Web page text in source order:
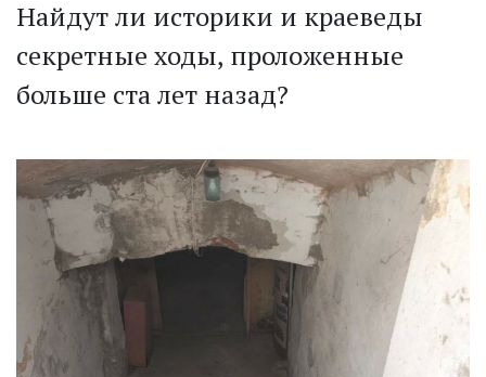
Найдут ли историки и краеведы
секретные ходы, проложенные
больше ста лет назад?